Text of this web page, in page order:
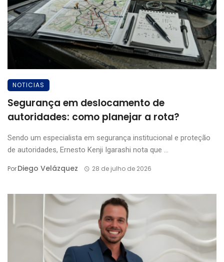
NOTICIAS
Segurança em deslocamento de
autoridades: como planejar a rota?
Sendo um especialista em segurança institucional e proteção
de autoridades, Ernesto Kenji Igarashi nota que ...
PorDiego Velázquez 28 de julho de 2026